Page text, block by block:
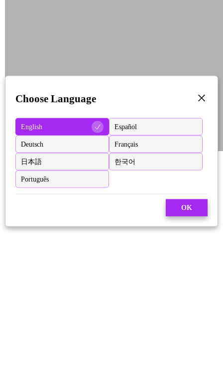
Choose Language
English Español
Deutsch Français
日本語 한국어
Português
OK